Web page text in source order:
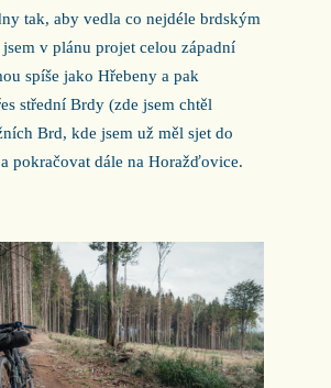
tak, aby vedla co nejdéle brdským
v plánu projet celou západní
spíše jako Hřebeny a pak
střední Brdy (zde jsem chtěl
Brd, kde jsem už měl sjet do
pokračovat dále na Horažďovice.